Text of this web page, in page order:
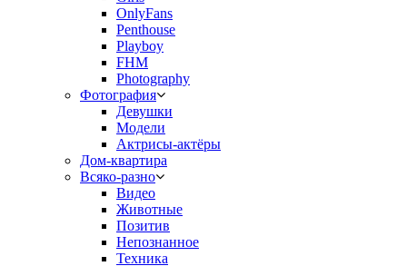
OnlyFans
Penthouse
Playboy
FHM
Photography
Фотография
Девушки
Модели
Актрисы-актёры
Дом-квартира
Всяко-разно
Видео
Животные
Позитив
Непознанное
Техника